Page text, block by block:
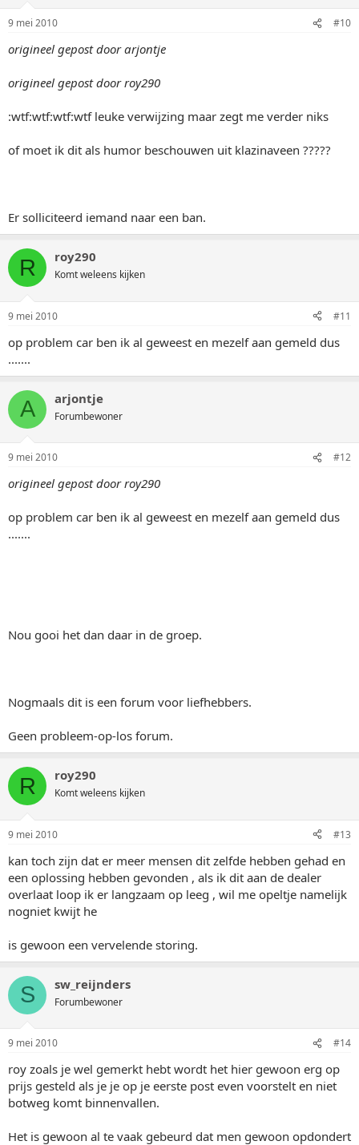
9 mei 2010 #10
origineel gepost door arjontje
origineel gepost door roy290
:wtf:wtf:wtf:wtf leuke verwijzing maar zegt me verder niks
of moet ik dit als humor beschouwen uit klazinaveen ?????
Er solliciteerd iemand naar een ban.
R roy290
Komt weleens kijken
9 mei 2010 #11
op problem car ben ik al geweest en mezelf aan gemeld dus
.......
A arjontje
Forumbewoner
9 mei 2010 #12
origineel gepost door roy290
op problem car ben ik al geweest en mezelf aan gemeld dus
.......
Nou gooi het dan daar in de groep.
Nogmaals dit is een forum voor liefhebbers.
Geen probleem-op-los forum.
R roy290
Komt weleens kijken
9 mei 2010 #13
kan toch zijn dat er meer mensen dit zelfde hebben gehad en
een oplossing hebben gevonden , als ik dit aan de dealer
overlaat loop ik er langzaam op leeg , wil me opeltje namelijk
nogniet kwijt he
is gewoon een vervelende storing.
S sw_reijnders
Forumbewoner
9 mei 2010 #14
roy zoals je wel gemerkt hebt wordt het hier gewoon erg op
prijs gesteld als je je op je eerste post even voorstelt en niet
botweg komt binnenvallen.
Het is gewoon al te vaak gebeurd dat men gewoon opdondert